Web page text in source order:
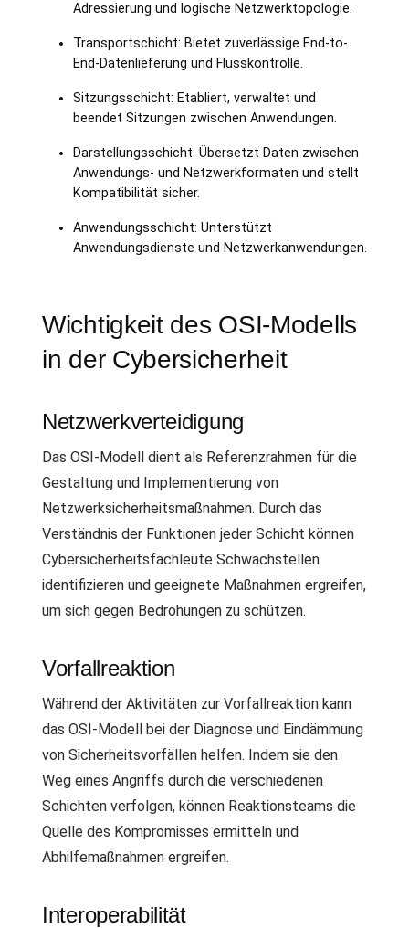
Adressierung und logische Netzwerktopologie.
Transportschicht: Bietet zuverlässige End-to-
End-Datenlieferung und Flusskontrolle.
Sitzungsschicht: Etabliert, verwaltet und
beendet Sitzungen zwischen Anwendungen.
Darstellungsschicht: Übersetzt Daten zwischen
Anwendungs- und Netzwerkformaten und stellt
Kompatibilität sicher.
Anwendungsschicht: Unterstützt
Anwendungsdienste und Netzwerkanwendungen.
Wichtigkeit des OSI-Modells
in der Cybersicherheit
Netzwerkverteidigung
Das OSI-Modell dient als Referenzrahmen für die
Gestaltung und Implementierung von
Netzwerksicherheitsmaßnahmen. Durch das
Verständnis der Funktionen jeder Schicht können
Cybersicherheitsfachleute Schwachstellen
identifizieren und geeignete Maßnahmen ergreifen,
um sich gegen Bedrohungen zu schützen.
Vorfallreaktion
Während der Aktivitäten zur Vorfallreaktion kann
das OSI-Modell bei der Diagnose und Eindämmung
von Sicherheitsvorfällen helfen. Indem sie den
Weg eines Angriffs durch die verschiedenen
Schichten verfolgen, können Reaktionsteams die
Quelle des Kompromisses ermitteln und
Abhilfemaßnahmen ergreifen.
Interoperabilität